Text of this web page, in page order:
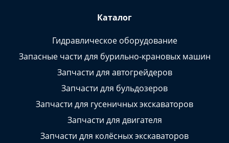
Каталог
Гидравлическое оборудование
Запасные части для бурильно-крановых машин
Запчасти для автогрейдеров
Запчасти для бульдозеров
Запчасти для гусеничных экскаваторов
Запчасти для двигателя
Запчасти для колёсных экскаваторов